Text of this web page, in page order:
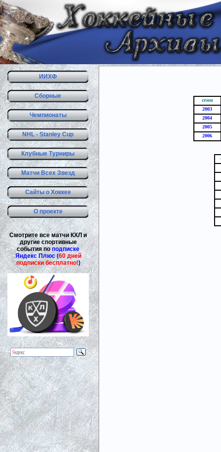
ИИХФ
Сборные
Чемпионаты
NHL - Stanley Cup
Клубные Турниры
Матчи Всех Звезд
Сайты о Хоккее
О проекте
Смотрите все матчи КХЛ и
другие спортивные
события поподписке
Яндекс Плюс (60 дней
подписки бесплатно!)
сезон
2003
2004
2005
2006